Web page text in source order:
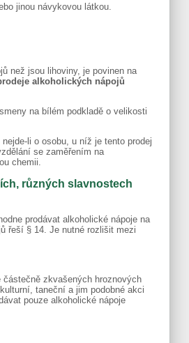
jinou návykovou látkou.
než jsou lihoviny, je povinen na
alkoholických nápojů
na bílém podkladě o velikosti
li o osobu, u níž je tento prodej
se zaměřením na
chemii.
různých slavnostech
prodávat alkoholické nápoje na
řeší § 14. Je nutné rozlišit mezi
zkvašených hroznových
taneční a jim podobné akci
pouze alkoholické nápoje